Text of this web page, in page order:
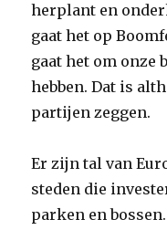
herplant en
gaat het op
gaat het om onze
hebben. Dat is
partijen zeggen.
Er zijn tal van
steden die
parken en